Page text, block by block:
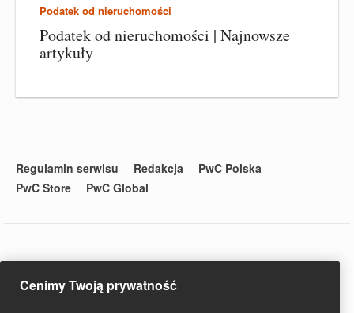
Podatek od nieruchomości
Podatek od nieruchomości | Najnowsze
artykuły
Regulamin serwisu Redakcja
PwC Polska
PwC Store
PwC Global
się do firm wchodzących w skład sieci PwC, z których każda
Cenimy Twoją prywatność